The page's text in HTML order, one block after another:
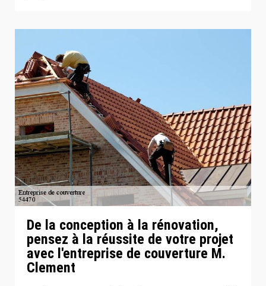
De la conception à la rénovation,
pensez à la réussite de votre projet
avec l'entreprise de couverture M.
Clement